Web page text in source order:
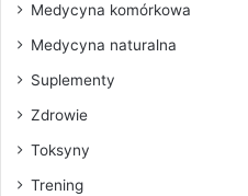
Medycyna komórkowa
Medycyna naturalna
Suplementy
Zdrowie
Toksyny
Trening